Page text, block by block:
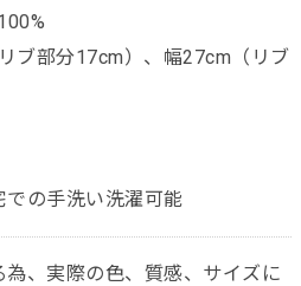
部分17cm）、幅27cm（リブ
の手洗い洗濯可能
、実際の色、質感、サイズに